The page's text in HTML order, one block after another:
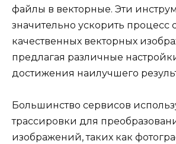
файлы в векторные. Эти
значительно ускорить процесс
качественных векторных
предлагая различные
достижения наилучшего
Большинство сервисов
трассировки для
изображений, таких как